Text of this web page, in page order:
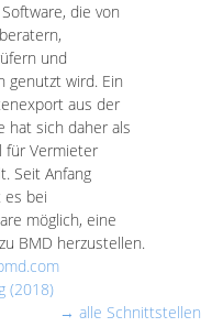
die von
und
genutzt wird. Ein
aus der
hat sich daher als
für Vermieter
Seit Anfang
es bei
möglich, eine
BMD herzustellen.
(2018)
→ alle Schnittstellen